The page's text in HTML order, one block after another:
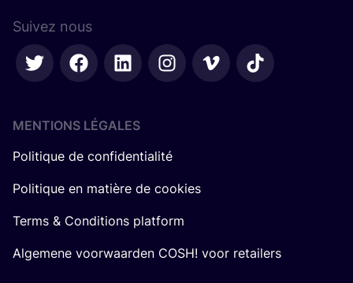
Suivez nous
MENTIONS LÉGALES
Politique de confidentialité
Politique en matière de cookies
Terms & Conditions platform
Algemene voorwaarden COSH! voor retailers